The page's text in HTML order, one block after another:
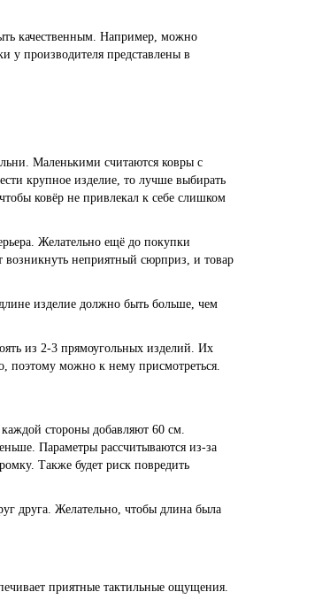
качественным. Например, можно
у производителя представлены в
Маленькими считаются ковры с
крупное изделие, то лучше выбирать
ковёр не привлекал к себе слишком
Желательно ещё до покупки
возникнуть неприятный сюрприз, и товар
изделие должно быть больше, чем
из 2-3 прямоугольных изделий. Их
поэтому можно к нему присмотреться.
стороны добавляют 60 см.
Параметры рассчитываются из-за
Также будет риск повредить
друга. Желательно, чтобы длина была
приятные тактильные ощущения.